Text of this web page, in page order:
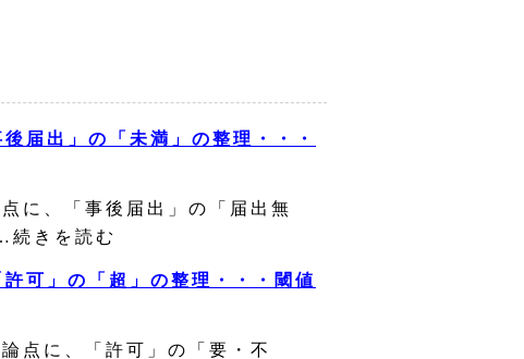
届出」の「未満」の整理・・・
に、「事後届出」の「届出無
きを読む
可」の「超」の整理・・・閾値
点に、「許可」の「要・不